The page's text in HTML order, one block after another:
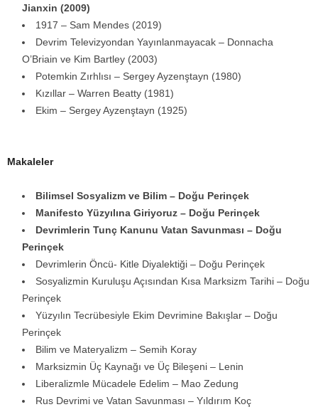
Jianxin (2009)
1917 – Sam Mendes (2019)
Devrim Televizyondan Yayınlanmayacak – Donnacha
O’Briain ve Kim Bartley (2003)
Potemkin Zırhlısı – Sergey Ayzenştayn (1980)
Kızıllar – Warren Beatty (1981)
Ekim – Sergey Ayzenştayn (1925)
Makaleler
Bilimsel Sosyalizm ve Bilim – Doğu Perinçek
Manifesto Yüzyılına Giriyoruz – Doğu Perinçek
Devrimlerin Tunç Kanunu Vatan Savunması – Doğu
Perinçek
Devrimlerin Öncü- Kitle Diyalektiği – Doğu Perinçek
Sosyalizmin Kuruluşu Açısından Kısa Marksizm Tarihi – Doğu
Perinçek
Yüzyılın Tecrübesiyle Ekim Devrimine Bakışlar – Doğu
Perinçek
Bilim ve Materyalizm – Semih Koray
Marksizmin Üç Kaynağı ve Üç Bileşeni – Lenin
Liberalizmle Mücadele Edelim – Mao Zedung
Rus Devrimi ve Vatan Savunması – Yıldırım Koç